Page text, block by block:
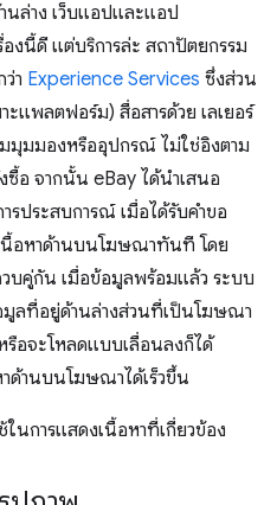
นล่าง เว็บแอปและแอป
งนี้ดี แต่บริการล่ะ สถาปัตยกรรม
า Experience Services ซึ่งส่วน
ะแพลตฟอร์ม) สื่อสารด้วย เลเยอร์
มุมมองหรืออุปกรณ์ ไม่ใช่อิงตาม
ซื้อ จากนั้น eBay ได้นําเสนอ
ประสบการณ์ เมื่อได้รับคําขอ
นื้อหาด้านบนโฆษณาทันที โดย
บคู่กัน เมื่อข้อมูลพร้อมแล้ว ระบบ
ลที่อยู่ด้านล่างส่วนที่เป็นโฆษณา
อจะโหลดแบบเลื่อนลงก็ได้
ด้านบนโฆษณาได้เร็วขึ้น
นการแสดงเนื้อหาที่เกี่ยวข้อง